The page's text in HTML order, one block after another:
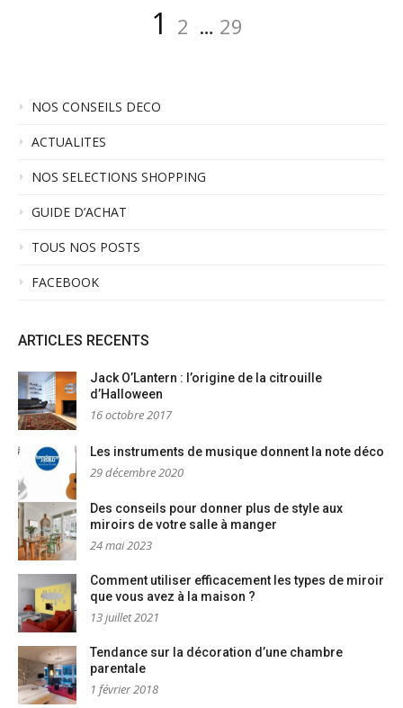
Page
1 Page
2 … Page
29
NOS CONSEILS DECO
ACTUALITES
NOS SELECTIONS SHOPPING
GUIDE D’ACHAT
TOUS NOS POSTS
FACEBOOK
ARTICLES RECENTS
Jack O’Lantern : l’origine de la citrouille
d’Halloween
16 octobre 2017
Les instruments de musique donnent la note déco
29 décembre 2020
Des conseils pour donner plus de style aux
miroirs de votre salle à manger
24 mai 2023
Comment utiliser efficacement les types de miroir
que vous avez à la maison ?
13 juillet 2021
Tendance sur la décoration d’une chambre
parentale
1 février 2018